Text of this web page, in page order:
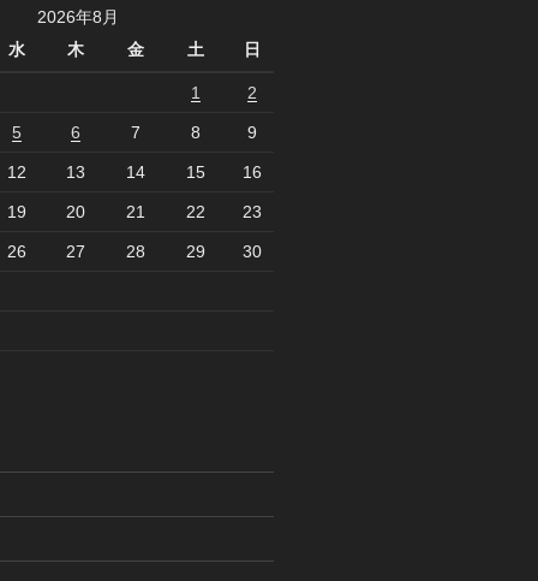
2026年8月
水
木 金 土 日
1 2
5 6 7 8 9
12 13 14 15 16
19 20 21 22 23
26 27 28 29 30